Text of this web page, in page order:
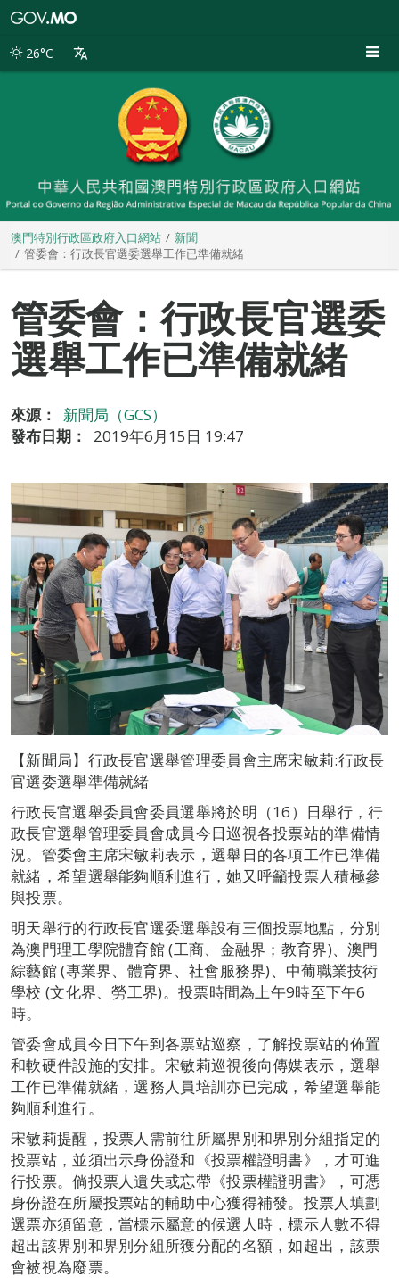
別
26°C
澳門特別行政區政府入口網站
新聞
管委會：行政長官選委選舉工作已準備就緒
管委會：行政長官選委
選舉工作已準備就緒
來源：
新聞局（GCS）
發布日期：
2019年6月15日 19:47
【新聞局】行政長官選舉管理委員會主席宋敏莉:行政長
官選委選舉準備就緒
行政長官選舉委員會委員選舉將於明（16）日舉行，行
政長官選舉管理委員會成員今日巡視各投票站的準備情
況。管委會主席宋敏莉表示，選舉日的各項工作已準備
就緒，希望選舉能夠順利進行，她又呼籲投票人積極參
與投票。
明天舉行的行政長官選委選舉設有三個投票地點，分別
為澳門理工學院體育館 (工商、金融界；教育界)、澳門
綜藝館 (專業界、體育界、社會服務界)、中葡職業技術
學校 (文化界、勞工界)。投票時間為上午9時至下午6
時。
管委會成員今日下午到各票站巡察，了解投票站的佈置
和軟硬件設施的安排。宋敏莉巡視後向傳媒表示，選舉
工作已準備就緒，選務人員培訓亦已完成，希望選舉能
夠順利進行。
宋敏莉提醒，投票人需前往所屬界別和界別分組指定的
投票站，並須出示身份證和《投票權證明書》，才可進
行投票。倘投票人遺失或忘帶《投票權證明書》，可憑
身份證在所屬投票站的輔助中心獲得補發。投票人填劃
選票亦須留意，當標示屬意的候選人時，標示人數不得
超出該界別和界別分組所獲分配的名額，如超出，該票
會被視為廢票。